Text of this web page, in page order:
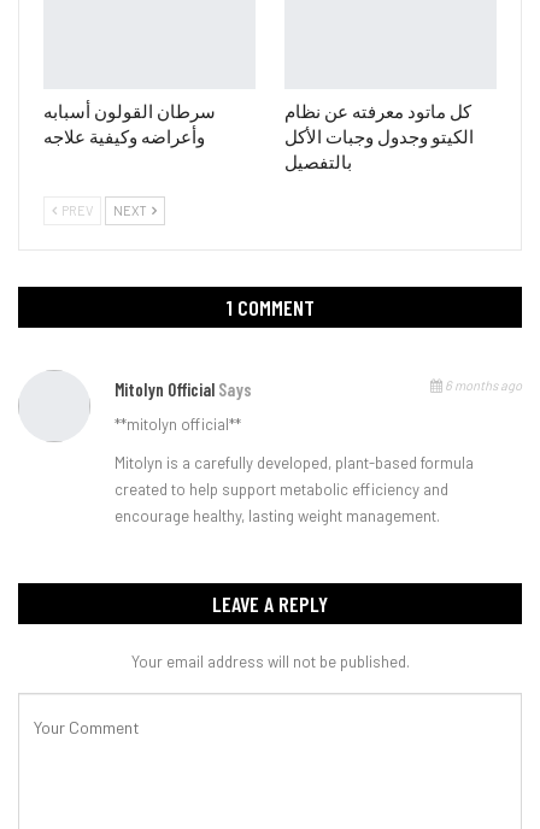
سرطان القولون أسبابه
وأعراضه وكيفية علاجه
كل ماتود معرفته عن نظام
الكيتو وجدول وجبات الأكل
بالتفصيل
PREV NEXT
1 COMMENT
Mitolyn Official Says 6 months ago
**mitolyn official**
Mitolyn is a carefully developed, plant-based formula
created to help support metabolic efficiency and
encourage healthy, lasting weight management.
LEAVE A REPLY
Your email address will not be published.